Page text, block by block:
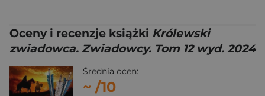
Oceny i recenzje książki Królewski
zwiadowca. Zwiadowcy. Tom 12 wyd. 2024
Średnia ocen:
~ /10